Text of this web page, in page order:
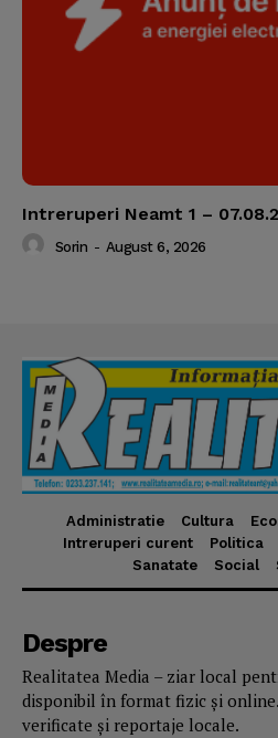
Intreruperi Neamt 1 –
Sorin - August 6, 2026
Administratie Cultura
Intreruperi curent
Politica
Sanatate
Social
Despre
Realitatea Media – ziar local
disponibil în format fizic și
verificate și reportaje locale.